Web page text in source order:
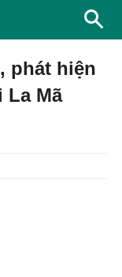
phát hiện
Mã